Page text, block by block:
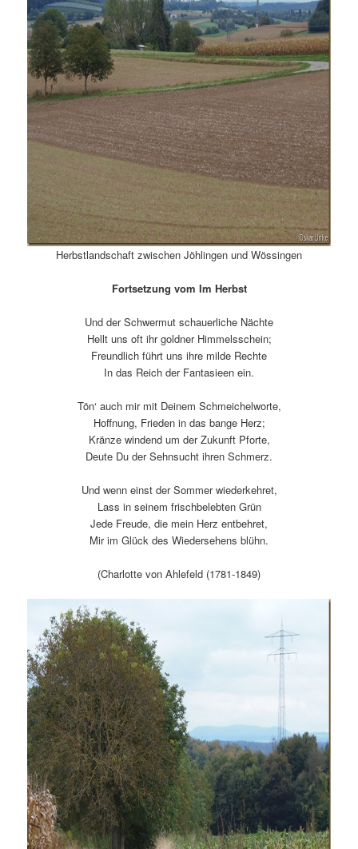
Herbstlandschaft zwischen Jöhlingen und Wössingen
Fortsetzung vom Im Herbst
Und der Schwermut schauerliche Nächte
Hellt uns oft ihr goldner Himmelsschein;
Freundlich führt uns ihre milde Rechte
In das Reich der Fantasieen ein.
Tön‘ auch mir mit Deinem Schmeichelworte,
Hoffnung, Frieden in das bange Herz;
Kränze windend um der Zukunft Pforte,
Deute Du der Sehnsucht ihren Schmerz.
Und wenn einst der Sommer wiederkehret,
Lass in seinem frischbelebten Grün
Jede Freude, die mein Herz entbehret,
Mir im Glück des Wiedersehens blühn.
(Charlotte von Ahlefeld (1781-1849)